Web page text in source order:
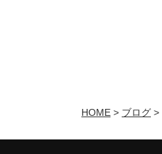
HOME > ブログ >